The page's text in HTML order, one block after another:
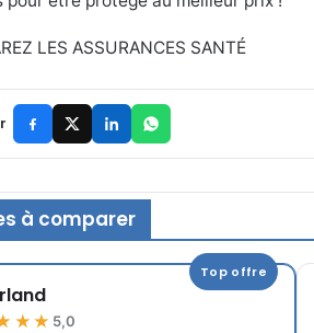
LES ASSURANCES SANTÉ
à comparer
Top offre
5,0